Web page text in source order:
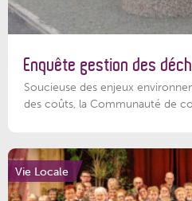
Enquête gestion des
Soucieuse des enjeux
des coûts, la Communauté de
Vie Locale